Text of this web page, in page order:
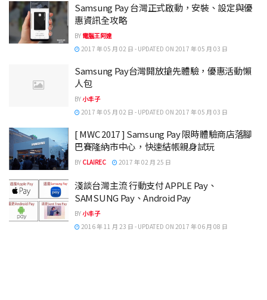
Samsung Pay 台灣正式啟動，安裝、設定與優
惠資訊全攻略
BY 電腦王阿達
2017 年 05 月 02 日 - UPDATED ON 2017 年 05 月 03 日
Samsung Pay台灣開放搶先體驗，優惠活動懶
人包
BY小丰子
2017 年 05 月 02 日 - UPDATED ON 2017 年 05 月 03 日
[ MWC 2017 ] Samsung Pay 限時體驗商店落腳
巴賽隆納市中心，快速結帳親身試玩
BY CLAIREC 2017 年 02 月 25 日
淺談台灣主流 行動支付 APPLE Pay、
SAMSUNG Pay、Android Pay
BY小丰子
2016 年 11 月 23 日 - UPDATED ON 2017 年 06 月 08 日